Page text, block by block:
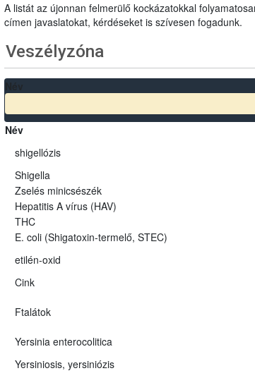
A listát az újonnan felmerülő kockázatokkal
címen javaslatokat, kérdéseket is szívesen fogadunk.
Veszélyzóna
Név
shigellózis
Shigella
Zselés minicsészék
Hepatitis A vírus (HAV)
THC
E. coli (Shigatoxin-termelő, STEC)
etilén-oxid
Cink
Ftalátok
Yersinia enterocolitica
Yersiniosis, yersiniózis